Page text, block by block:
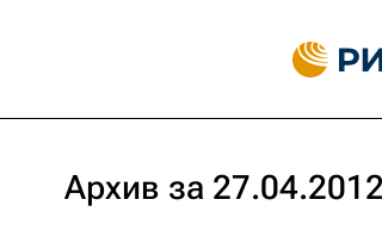
Архив за 27.04.2012